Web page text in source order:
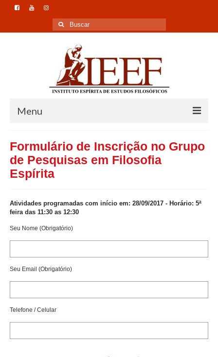
Buscar
por:
Menu
Instituto
Formação
Publicação
Eventos
Vídeos e Palestras
Localização
Formulário de Inscrição no Grupo
de Pesquisas em Filosofia
Espírita
Atividades programadas com início em: 28/09/2017 - Horário: 5ª
feira das 11:30 as 12:30
Seu Nome (Obrigatório)
Seu Email (Obrigatório)
Telefone / Celular